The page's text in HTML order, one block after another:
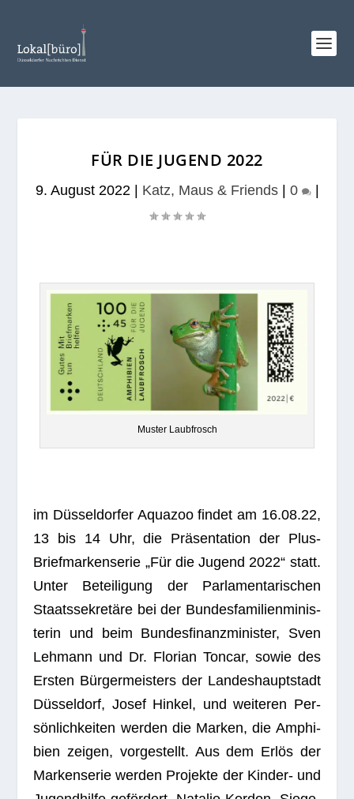
FÜR DIE JUGEND 2022
9. August 2022| Katz, Maus & Friends| 0 |
Mus­ter Laubfrosch
im Düs­sel­dor­fer Aqua­zoo fin­det am 16.08.22,
13 bis 14 Uhr, die Prä­sen­ta­tion der Plus-
Brief­mar­ken­se­rie „Für die Jugend 2022“ statt.
Unter Betei­li­gung der Par­la­men­ta­ri­schen
Staats­se­kre­täre bei der Bun­des­fa­mi­li­en­mi­nis­
te­rin und beim Bun­des­fi­nanz­mi­nis­ter, Sven
Leh­mann und Dr. Flo­rian Ton­car, sowie des
Ers­ten Bür­ger­meis­ters der Lan­des­haupt­stadt
Düs­sel­dorf, Josef Hin­kel, und wei­te­ren Per­
sön­lich­kei­ten wer­den die Mar­ken, die Amphi­
bien zei­gen, vor­ge­stellt. Aus dem Erlös der
Mar­ken­se­rie wer­den Pro­jekte der Kin­der- und